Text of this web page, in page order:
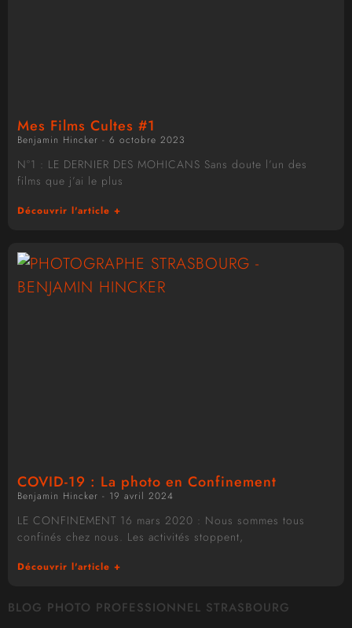
Mes Films Cultes #1
Benjamin Hincker 6 octobre 2023
N°1 : LE DERNIER DES MOHICANS Sans doute l’un des
films que j’ai le plus
Découvrir l'article +
COVID-19 : La photo en Confinement
Benjamin Hincker 19 avril 2024
LE CONFINEMENT 16 mars 2020 : Nous sommes tous
confinés chez nous. Les activités stoppent,
Découvrir l'article +
BLOG PHOTO PROFESSIONNEL STRASBOURG